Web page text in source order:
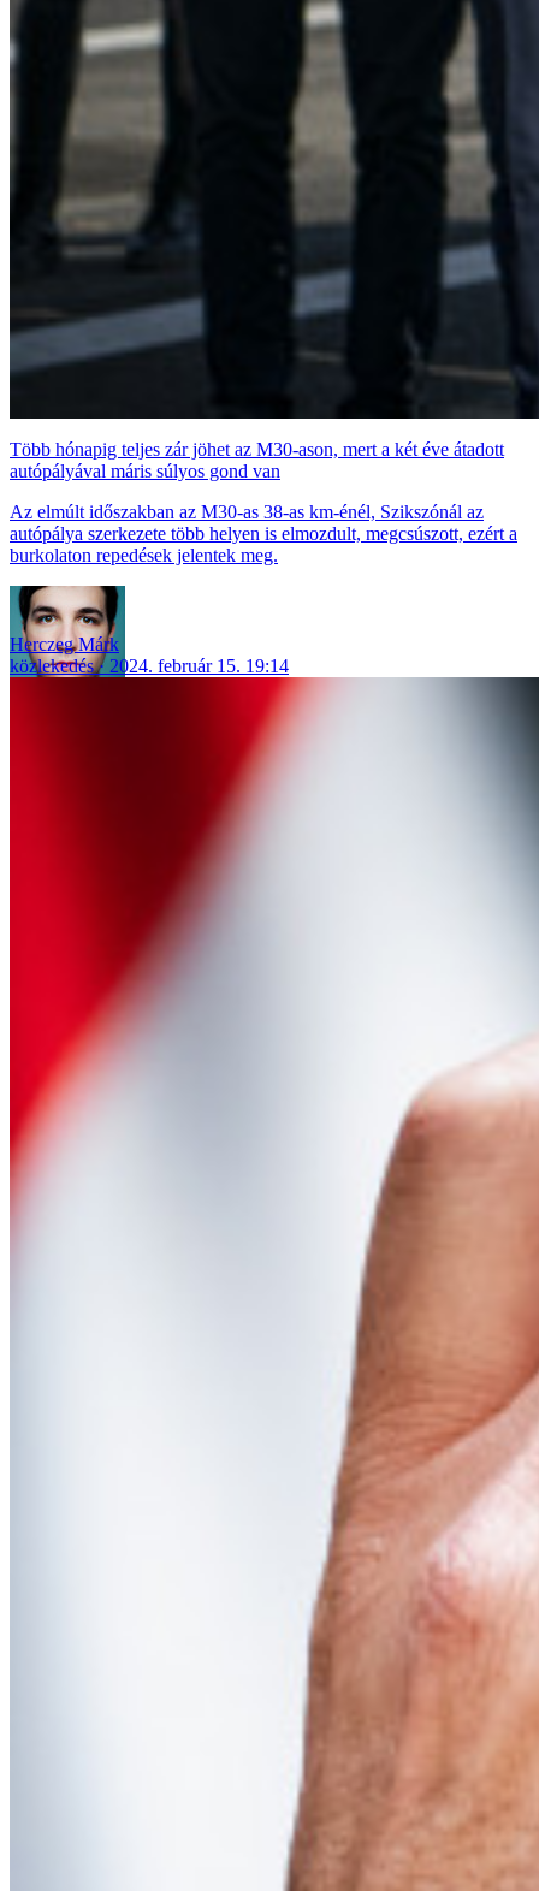
Több hónapig teljes zár jöhet az M30-ason, mert a két éve átadott
autópályával máris súlyos gond van
Az elmúlt időszakban az M30-as 38-as km-énél, Szikszónál az
autópálya szerkezete több helyen is elmozdult, megcsúszott, ezért a
burkolaton repedések jelentek meg.
Herczeg Márk
közlekedés
2024. február 15. 19:14